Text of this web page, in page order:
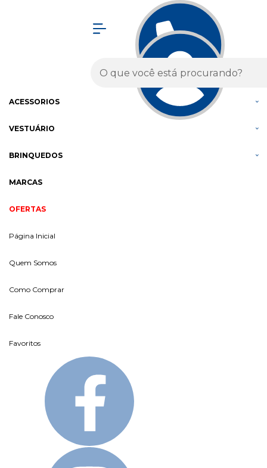
ACESSÓRIOS
VESTUÁRIO
BRINQUEDOS
MARCAS
OFERTAS
Página Inicial
Quem Somos
Como Comprar
Fale Conosco
Favoritos